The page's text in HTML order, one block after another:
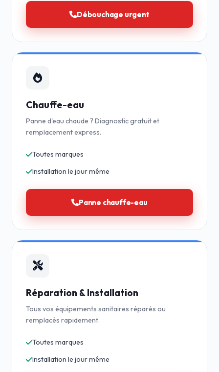
Débouchage urgent
Chauffe-eau
Panne d'eau chaude ? Diagnostic gratuit et
remplacement express.
Toutes marques
Installation le jour même
Panne chauffe-eau
Réparation & Installation
Tous vos équipements sanitaires réparés ou
remplacés rapidement.
Toutes marques
Installation le jour même